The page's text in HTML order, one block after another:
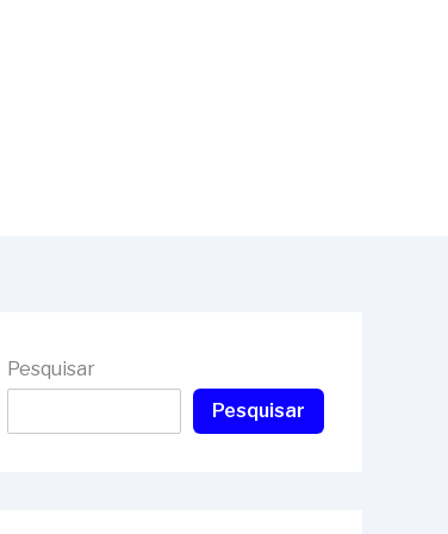
Pesquisar
Pesquisar